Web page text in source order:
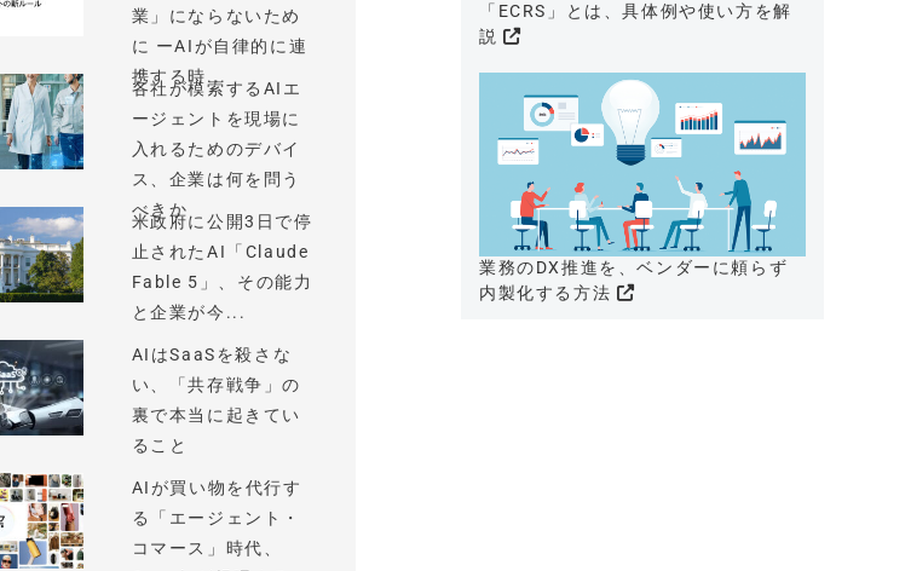
業」にならないため
に ーAIが自律的に連
携する時...
各社が模索するAIエ
ージェントを現場に
入れるためのデバイ
ス、企業は何を問う
べきか
米政府に公開3日で停
止されたAI「Claude
Fable 5」、その能力
と企業が今...
AIはSaaSを殺さな
い、「共存戦争」の
裏で本当に起きてい
ること
AIが買い物を代行す
る「エージェント・
コマース」時代、
「ECRS」とは、具体例や使い方を解
説
業務のDX推進を、ベンダーに頼らず
内製化する方法